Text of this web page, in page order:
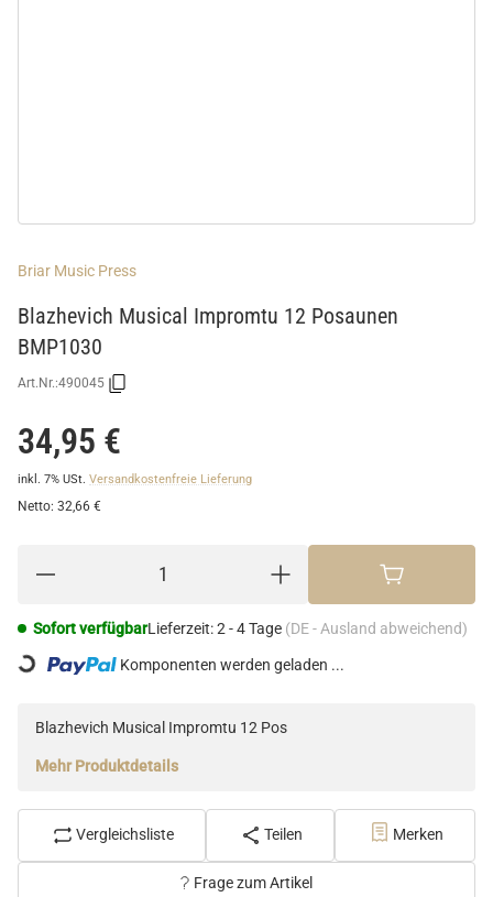
Briar Music Press
Blazhevich Musical Impromtu 12 Posaunen
BMP1030
Art.Nr.:490045
34,95 €
inkl. 7% USt. Versandkostenfreie Lieferung
Netto: 32,66 €
Sofort verfügbarLieferzeit:2 - 4 Tage (DE - Ausland abweichend)
Loading... Komponenten werden geladen ...
Blazhevich Musical Impromtu 12 Pos
Mehr Produktdetails
Vergleichsliste Teilen Merken
Frage zum Artikel